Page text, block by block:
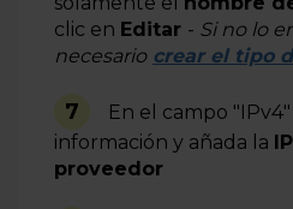
clic en Editar - Si no lo
necesario crear el tipo
7
En el campo
información y añada la
proveedor